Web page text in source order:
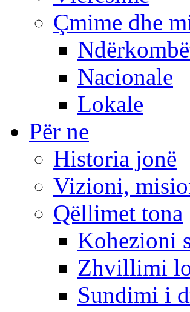
Çmime dhe
Nacionale
Lokale
Për ne
Historia jonë
Vizioni,
Qëllimet tona
Kohezioni
Zhvillimi
Sundimi i